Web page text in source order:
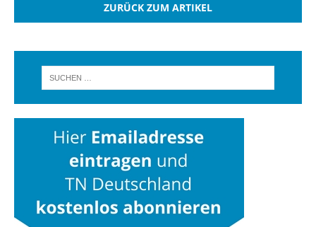
ZURÜCK ZUM ARTIKEL